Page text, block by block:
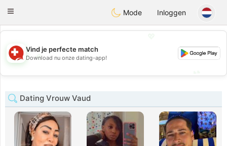
Suissi
Toggle
Mode Inloggen
💖
💕
Vind je perfecte match
Download nu onze dating-app!
Dating Vrouw Vaud